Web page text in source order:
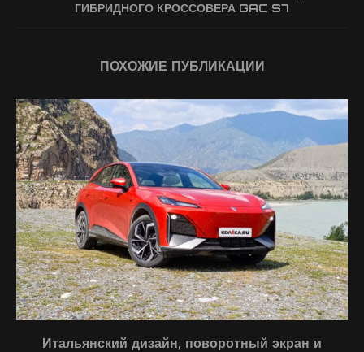
ГИБРИДНОГО КРОССОВЕРА GAC S7
ПОХОЖИЕ ПУБЛИКАЦИИ
Итальянский дизайн, поворотный экран и